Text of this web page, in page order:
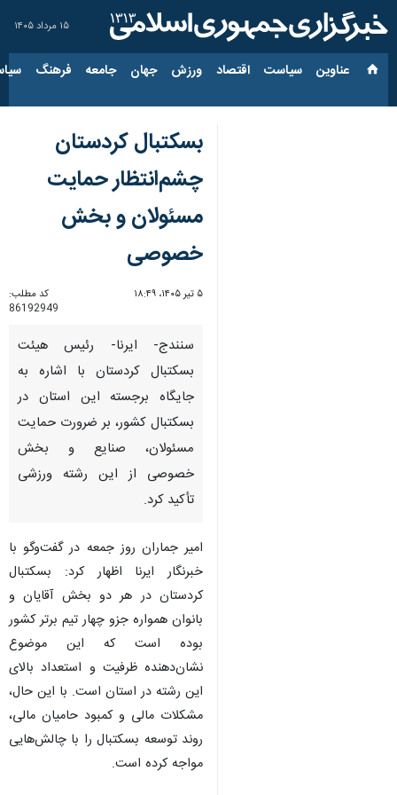
۱۵ مرداد ۱۴۰۵
عناوین‌ سیاست اقتصاد ورزش جهان جامعه فرهنگ
بسکتبال کردستان
چشم‌انتظار حمایت
مسئولان و بخش
خصوصی
۵ تیر ۱۴۰۵، ۱۸:۴۹
کد مطلب:
86192949
سنندج- ایرنا- رئیس هیئت
بسکتبال کردستان با اشاره به
جایگاه برجسته این استان در
بسکتبال کشور، بر ضرورت حمایت
مسئولان، صنایع و بخش
خصوصی از این رشته ورزشی
تأکید کرد.
امیر جماران روز جمعه در گفت‌وگو با
خبرنگار ایرنا اظهار کرد: بسکتبال
کردستان در هر دو بخش آقایان و
بانوان همواره جزو چهار تیم برتر کشور
بوده است که این موضوع
نشان‌دهنده ظرفیت و استعداد بالای
این رشته در استان است. با این حال،
مشکلات مالی و کمبود حامیان مالی،
روند توسعه بسکتبال را با چالش‌هایی
مواجه کرده است.